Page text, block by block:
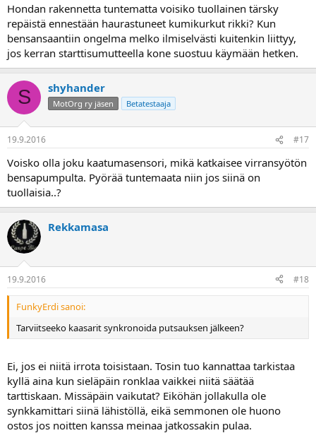
Hondan rakennetta tuntematta voisiko tuollainen tärsky
repäistä ennestään haurastuneet kumikurkut rikki? Kun
bensansaantiin ongelma melko ilmiselvästi kuitenkin liittyy,
jos kerran starttisumutteella kone suostuu käymään hetken.
S shyhander
MotOrg ry jäsen Betatestaaja
19.9.2016 #17
Voisko olla joku kaatumasensori, mikä katkaisee virransyötön
bensapumpulta. Pyörää tuntemaata niin jos siinä on
tuollaisia..?
Rekkamasa
19.9.2016 #18
FunkyErdi sanoi:
Tarviitseeko kaasarit synkronoida putsauksen jälkeen?
Ei, jos ei niitä irrota toisistaan. Tosin tuo kannattaa tarkistaa
kyllä aina kun sieläpäin ronklaa vaikkei niitä säätää
tarttiskaan. Missäpäin vaikutat? Eiköhän jollakulla ole
synkkamittari siinä lähistöllä, eikä semmonen ole huono
ostos jos noitten kanssa meinaa jatkossakin pulaa.